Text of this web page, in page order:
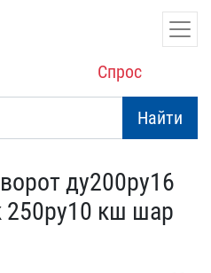
Спрос
Найти
ду20​0ру16
​250ру10 кш шар